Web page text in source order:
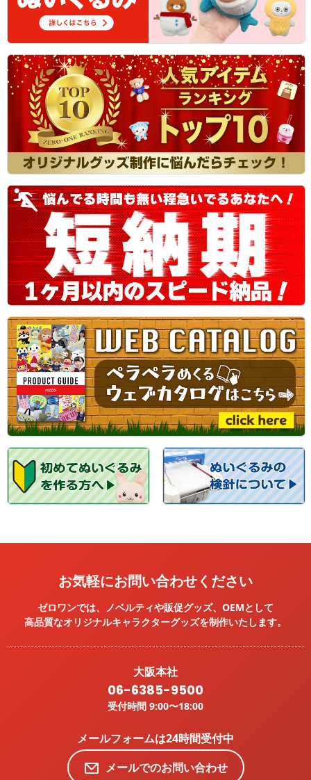
お気軽にお問い合わせください
ゼロワンでは、ノベルティや販促グッズ、OEMとして
高品質なオリジナルキャラクターグッズを制作いたします。
大阪本社
06-6385-9500
受付時間 9:00〜18:00
メールフォームは24時間受付中
メールでのお問い合わせ